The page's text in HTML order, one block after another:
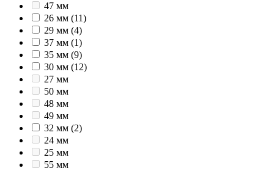
47 мм
26 мм (11)
29 мм (4)
37 мм (1)
35 мм (9)
30 мм (12)
27 мм
50 мм
48 мм
49 мм
32 мм (2)
24 мм
25 мм
55 мм